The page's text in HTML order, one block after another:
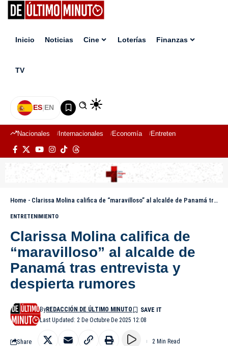
Inicio Noticias Cine Loterías Finanzas
TV
ES|EN
Nacionales Internacionales Economía Entretenimiento
Home - Clarissa Molina califica de “maravilloso” al alcalde de Panamá tras entrevista y despierta rumores
ENTRETENIMIENTO
Clarissa Molina califica de
“maravilloso” al alcalde de
Panamá tras entrevista y
despierta rumores
Last Updated: 2 De Octubre De 2025 12:08
ByREDACCIÓN DE ÚLTIMO MINUTO
Share 2 Min Read